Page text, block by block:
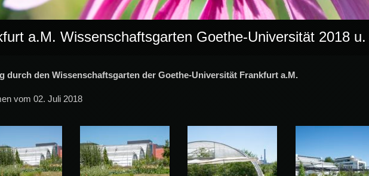
a.M. Wissenschaftsgarten Goethe-Universität 2018 u.
durch den Wissenschaftsgarten der Goethe-Universität Frankfurt a.M.
vom 02. Juli 2018